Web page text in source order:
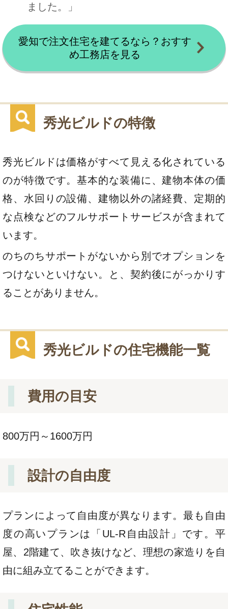
ました。」
愛知で注文住宅を建てるなら？おすす
め工務店を見る
秀光ビルドの特徴
秀光ビルドは価格がすべて見える化されている
のが特徴です。基本的な装備に、建物本体の価
格、水回りの設備、建物以外の諸経費、定期的
な点検などのフルサポートサービスが含まれて
います。
のちのちサポートがないから別でオプションを
つけないといけない。と、契約後にがっかりす
ることがありません。
秀光ビルドの住宅機能一覧
費用の目安
800万円～1600万円
設計の自由度
プランによって自由度が異なります。最も自由
度の高いプランは「UL-R自由設計」です。平
屋、2階建て、吹き抜けなど、理想の家造りを自
由に組み立てることができます。